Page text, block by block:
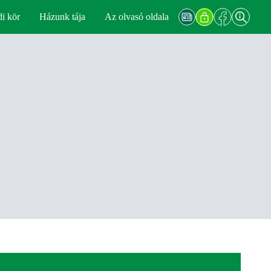
kör Házunk tája Az olvasó oldala